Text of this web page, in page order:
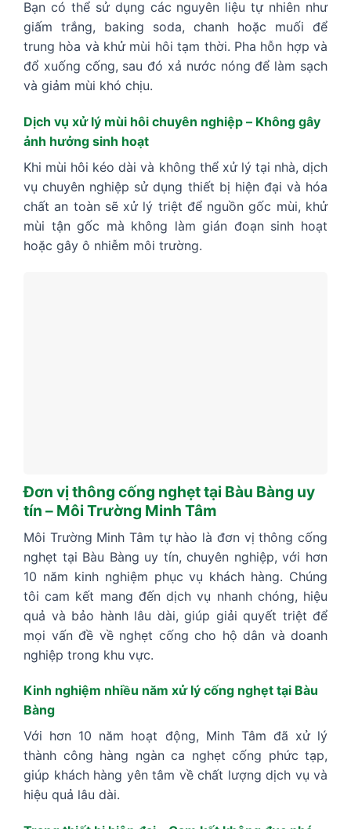
Bạn có thể sử dụng các nguyên liệu tự nhiên như
giấm trắng, baking soda, chanh hoặc muối để
trung hòa và khử mùi hôi tạm thời. Pha hỗn hợp và
đổ xuống cống, sau đó xả nước nóng để làm sạch
và giảm mùi khó chịu.
Dịch vụ xử lý mùi hôi chuyên nghiệp – Không gây
ảnh hưởng sinh hoạt
Khi mùi hôi kéo dài và không thể xử lý tại nhà, dịch
vụ chuyên nghiệp sử dụng thiết bị hiện đại và hóa
chất an toàn sẽ xử lý triệt để nguồn gốc mùi, khử
mùi tận gốc mà không làm gián đoạn sinh hoạt
hoặc gây ô nhiễm môi trường.
Đơn vị thông cống nghẹt tại Bàu Bàng uy
tín – Môi Trường Minh Tâm
Môi Trường Minh Tâm tự hào là đơn vị thông cống
nghẹt tại Bàu Bàng uy tín, chuyên nghiệp, với hơn
10 năm kinh nghiệm phục vụ khách hàng. Chúng
tôi cam kết mang đến dịch vụ nhanh chóng, hiệu
quả và bảo hành lâu dài, giúp giải quyết triệt để
mọi vấn đề về nghẹt cống cho hộ dân và doanh
nghiệp trong khu vực.
Kinh nghiệm nhiều năm xử lý cống nghẹt tại Bàu
Bàng
Với hơn 10 năm hoạt động, Minh Tâm đã xử lý
thành công hàng ngàn ca nghẹt cống phức tạp,
giúp khách hàng yên tâm về chất lượng dịch vụ và
hiệu quả lâu dài.